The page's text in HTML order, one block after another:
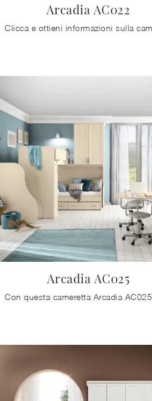
Arcadia AC022
Arcadia AC025